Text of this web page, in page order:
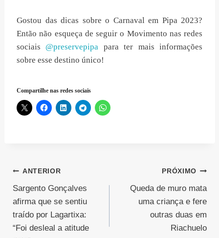
Gostou das dicas sobre o Carnaval em Pipa 2023?
Então não esqueça de seguir o Movimento nas redes
sociais @preservepipa para ter mais informações
sobre esse destino único!
Compartilhe nas redes sociais
Navegação
de
Post
ANTERIOR
Sargento Gonçalves
afirma que se sentiu
traído por Lagartixa:
“Foi desleal a atitude
PRÓXIMO
Queda de muro mata
uma criança e fere
outras duas em
Riachuelo